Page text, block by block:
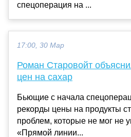
спецоперация на ...
17:00, 30 Мар
Роман Старовойт
цен на сахар
Бьющие с начала
рекорды цены на продукты
проблем, которые не мог не
«Прямой линии...